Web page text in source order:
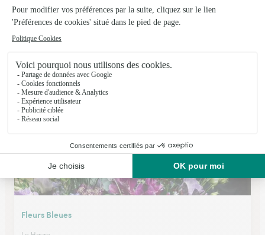
Les Fleurs D’hannah
Houlgate
9, rue du Général Leclerc
Voir la boutique
Fleurs Bleues